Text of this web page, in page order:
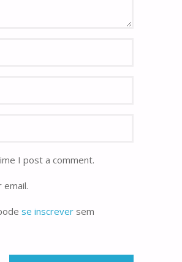
I post a comment.
se inscrever sem